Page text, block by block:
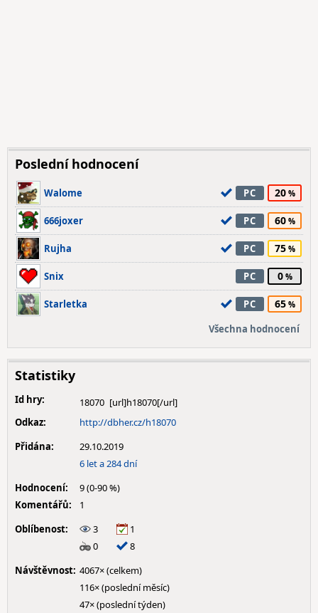
Poslední hodnocení
Walome PC 20
666joxer PC 60
Rujha PC 75
Snix PC 0
Starletka PC 65
Všechna hodnocení
Statistiky
Id hry:
18070
Odkaz:
http://dbher.cz/h18070
Přidána:
29.10.2019
6 let a 284 dní
Hodnocení:
9 (0-90 %)
Komentářů:
1
Oblíbenost:
3
1
0
8
Návštěvnost: 4067× (celkem)
116× (poslední měsíc)
47× (poslední týden)